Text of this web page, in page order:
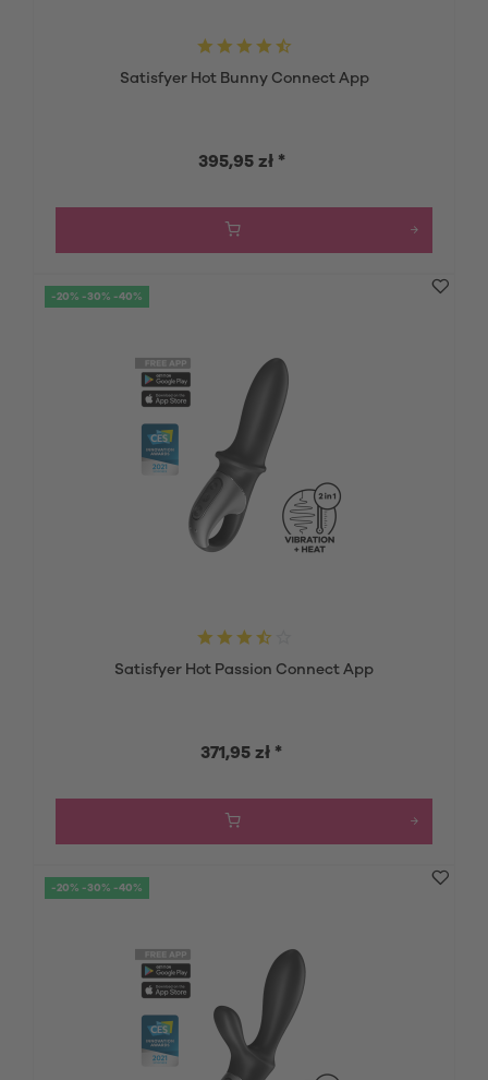
Satisfyer Hot Bunny Connect App
395,95 zł *
-20% -30% -40%
Satisfyer Hot Passion Connect App
371,95 zł *
-20% -30% -40%